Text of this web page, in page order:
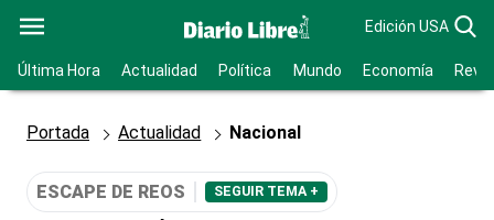
Edición USA
Última Hora Actualidad Política Mundo Economía
Portada Actualidad Nacional
ESCAPE DE REOS SEGUIR TEMA +